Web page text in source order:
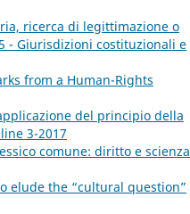
ricerca di legittimazione o
- Giurisdizioni costituzionali e
from a Human-Rights
del principio della
3-2017
comune: diritto e scienza
elude the “cultural question”